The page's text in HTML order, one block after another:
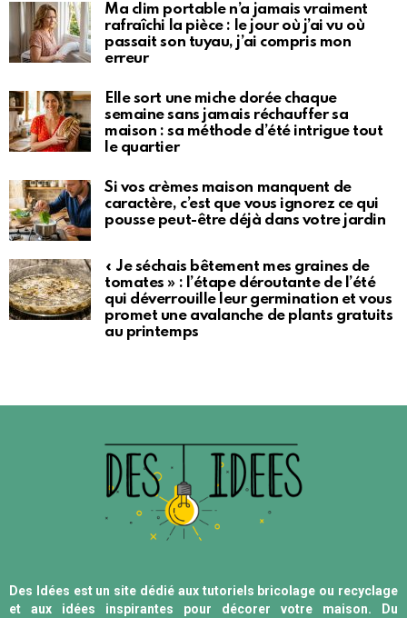
Ma clim portable n’a jamais vraiment
rafraîchi la pièce : le jour où j’ai vu où
passait son tuyau, j’ai compris mon
erreur
Elle sort une miche dorée chaque
semaine sans jamais réchauffer sa
maison : sa méthode d’été intrigue tout
le quartier
Si vos crèmes maison manquent de
caractère, c’est que vous ignorez ce qui
pousse peut-être déjà dans votre jardin
« Je séchais bêtement mes graines de
tomates » : l’étape déroutante de l’été
qui déverrouille leur germination et vous
promet une avalanche de plants gratuits
au printemps
Des Idées est un site dédié aux tutoriels bricolage ou recyclage
et aux idées inspirantes pour décorer votre maison. Du